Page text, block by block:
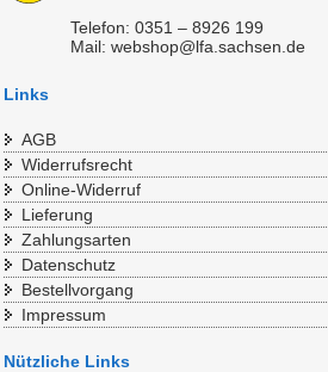
Telefon: 0351 – 8926 199
Mail: webshop@lfa.sachsen.de
Links
AGB
Widerrufsrecht
Online-Widerruf
Lieferung
Zahlungsarten
Datenschutz
Bestellvorgang
Impressum
Nützliche Links